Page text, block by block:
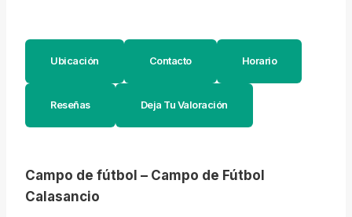
Ubicación Contacto Horario
Reseñas Deja Tu Valoración
Campo de fútbol – Campo de Fútbol
Calasancio